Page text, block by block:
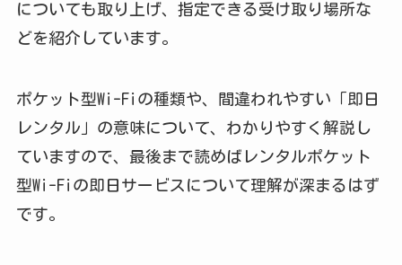
についても取り上げ、指定できる受け取り場所な
どを紹介しています。
ポケット型Wi-Fiの種類や、間違われやすい「即日
レンタル」の意味について、わかりやすく解説し
ていますので、最後まで読めばレンタルポケット
型Wi-Fiの即日サービスについて理解が深まるはず
です。